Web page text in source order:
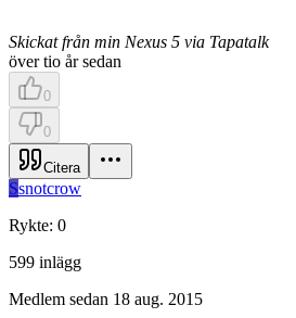
Skickat från min Nexus 5 via Tapatalk
över tio år sedan
0
0
Citera
Ssnotcrow
Rykte: 0
599 inlägg
Medlem sedan 18 aug. 2015